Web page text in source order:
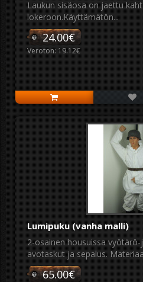
Laukun sisäosa on jaettu
lokeroon.Käyttämätön...
24.00€
Veroton: 19.12€
Lumipuku (vanha malli)
2-osainen housuissa
avotaskut ja sepalus.
65.00€